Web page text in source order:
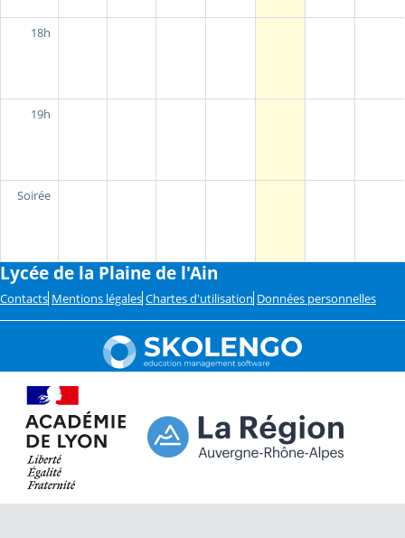
18h
19h
Soirée
Lycée de la Plaine de l'Ain
Contacts Mentions légales Chartes d'utilisation Données personnelles